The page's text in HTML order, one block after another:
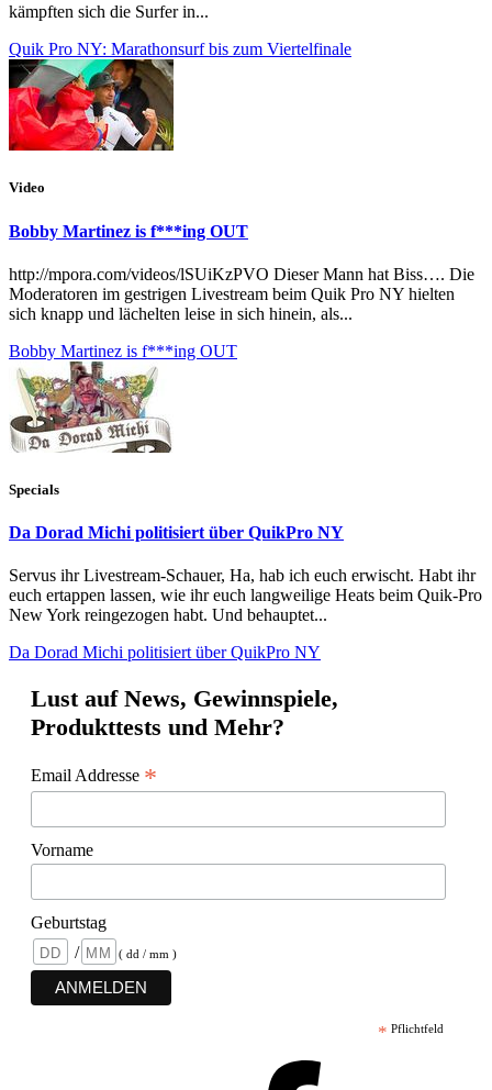
kämpften sich die Surfer in...
Quik Pro NY: Marathonsurf bis zum Viertelfinale
Video
Bobby Martinez is f***ing OUT
http://mpora.com/videos/lSUiKzPVO Dieser Mann hat Biss…. Die
Moderatoren im gestrigen Livestream beim Quik Pro NY hielten
sich knapp und lächelten leise in sich hinein, als...
Bobby Martinez is f***ing OUT
Specials
Da Dorad Michi politisiert über QuikPro NY
Servus ihr Livestream-Schauer, Ha, hab ich euch erwischt. Habt ihr
euch ertappen lassen, wie ihr euch langweilige Heats beim Quik-Pro
New York reingezogen habt. Und behauptet...
Da Dorad Michi politisiert über QuikPro NY
Lust auf News, Gewinnspiele,
Produkttests und Mehr?
Email Addresse *
Vorname
Geburtstag
/
( dd / mm )
* Pflichtfeld